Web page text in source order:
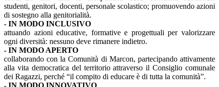
studenti, genitori, docenti, personale scolastico; promuovendo azioni
di sostegno alla genitorialità.
- IN MODO INCLUSIVO
attuando azioni educative, formative e progettuali per valorizzare
ogni diversità: nessuno deve rimanere indietro.
- IN MODO APERTO
collaborando con la Comunità di Marcon, partecipando attivamente
alla vita democratica del territorio attraverso il Consiglio comunale
dei Ragazzi, perché “il compito di educare è di tutta la comunità”.